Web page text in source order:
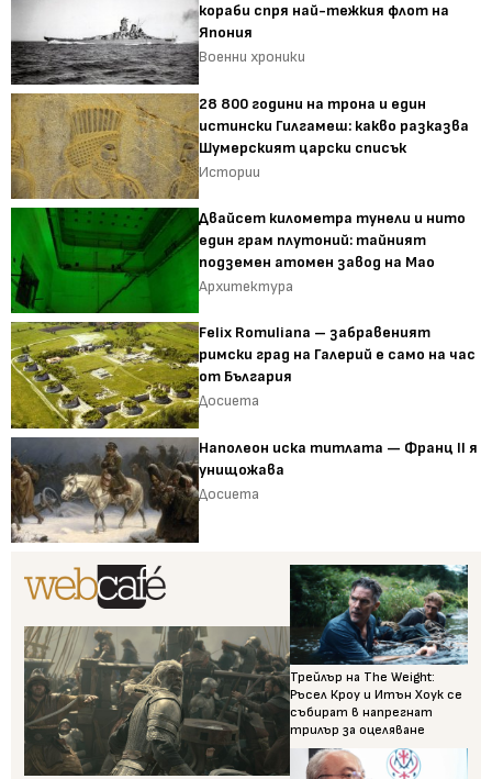
кораби спря най-тежкия флот на
Япония
Военни хроники
28 800 години на трона и един
истински Гилгамеш: какво разказва
Шумерският царски списък
Истории
Двайсет километра тунели и нито
един грам плутоний: тайният
подземен атомен завод на Мао
Архитектура
Felix Romuliana – забравеният
римски град на Галерий е само на час
от България
Досиета
Наполеон иска титлата — Франц II я
унищожава
Досиета
Трейлър на The Weight:
Ръсел Кроу и Итън Хоук се
събират в напрегнат
трилър за оцеляване